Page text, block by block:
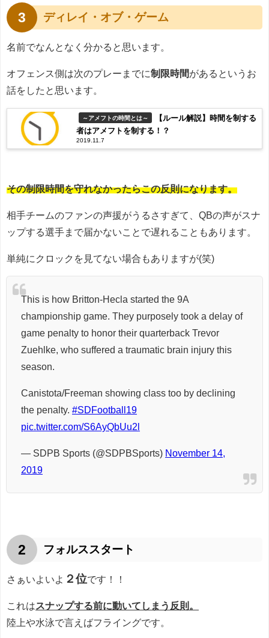
3 ディレイ・オブ・ゲーム
名前でなんとなく分かると思います。
オフェンス側は次のプレーまでに制限時間があるというお
話をしたと思います。
～アメフトの時間とは～
【ルール解説】時間を制する
者はアメフトを制する！？
2019.11.7
その制限時間を守れなかったらこの反則になります。
相手チームのファンの声援がうるさすぎて、QBの声がスナ
ップする選手まで届かないことで遅れることもあります。
単純にクロックを見てない場合もありますが(笑)
This is how Britton-Hecla started the 9A
championship game. They purposely took a delay of
game penalty to honor their quarterback Trevor
Zuehlke, who suffered a traumatic brain injury this
season.
Canistota/Freeman showing class too by declining
the penalty. #SDFootball19
pic.twitter.com/S6AyQbUu2l
— SDPB Sports (@SDPBSports) November 14,
2019
2 フォルススタート
さぁいよいよ ２位です！！
これはスナップする前に動いてしまう反則。
陸上や水泳で言えばフライングです。